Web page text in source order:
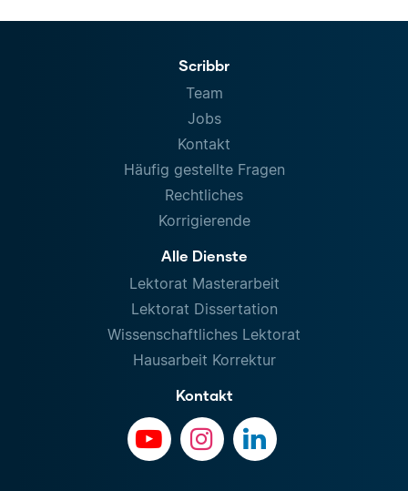
Scribbr
Team
Jobs
Kontakt
Häufig gestellte Fragen
Rechtliches
Korrigierende
Alle Dienste
Lektorat Masterarbeit
Lektorat Dissertation
Wissenschaftliches Lektorat
Hausarbeit Korrektur
Kontakt